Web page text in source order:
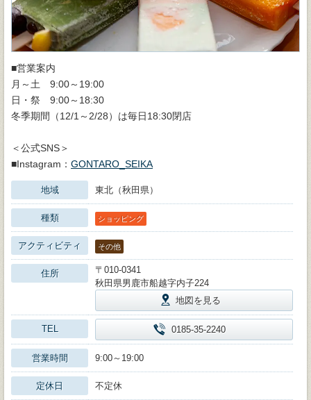
■営業案内
月～土 9:00～19:00
日・祭 9:00～18:30
冬季期間（12/1～2/28）は毎日18:30閉店
＜公式SNS＞
■Instagram： GONTARO_SEIKA
地域 東北（秋田県）
種類 ショッピング
アクティビティ その他
住所
〒010-0341
秋田県男鹿市船越字内子224
地図を見る
TEL 0185-35-2240
営業時間 9:00～19:00
定休日 不定休